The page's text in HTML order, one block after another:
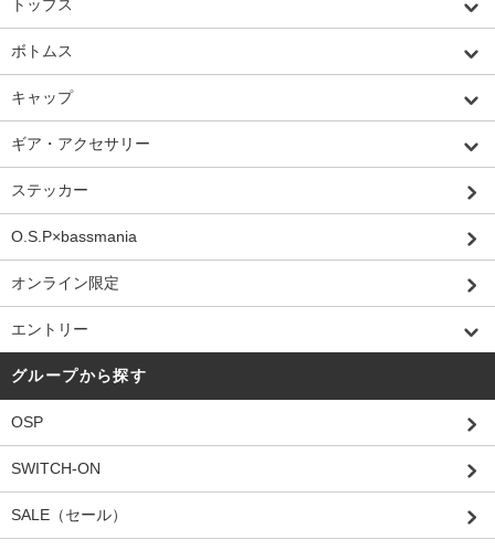
トップス
ボトムス
キャップ
ギア・アクセサリー
ステッカー
O.S.P×bassmania
オンライン限定
エントリー
グループから探す
OSP
SWITCH-ON
SALE（セール）